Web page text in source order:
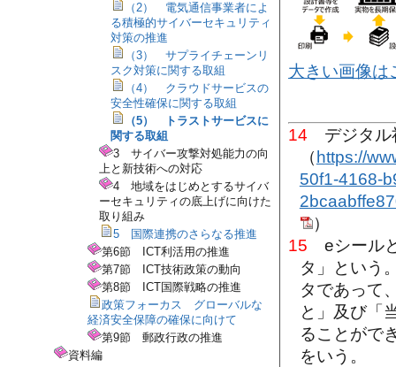
大きい画像は
14 デジタル
（ https://
50f1-4168-
）
15 eシール
タ」という
タであって
と」及び「
ることがで
をいう。
（2） 電気通信事業者によ
る積極的サイバーセキュリティ
対策の推進
（3） サプライチェーンリ
スク対策に関する取組
（4） クラウドサービスの
安全性確保に関する取組
（5） トラストサービスに
関する取組
3 サイバー攻撃対処能力の向
上と新技術への対応
4 地域をはじめとするサイバ
ーセキュリティの底上げに向けた
取り組み
5 国際連携のさらなる推進
第6節 ICT利活用の推進
第7節 ICT技術政策の動向
第8節 ICT国際戦略の推進
政策フォーカス グローバルな
経済安全保障の確保に向けて
第9節 郵政行政の推進
資料編